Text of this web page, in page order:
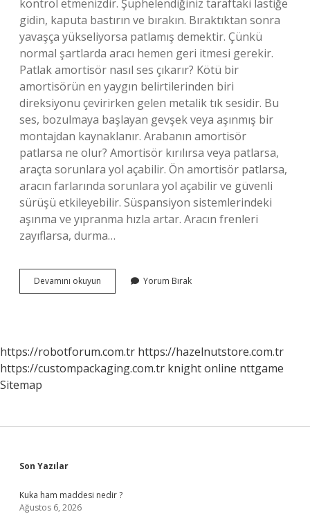
kontrol etmenizdir. Şüphelendiğiniz taraftaki lastiğe
gidin, kaputa bastırın ve bırakın. Bıraktıktan sonra
yavaşça yükseliyorsa patlamış demektir. Çünkü
normal şartlarda aracı hemen geri itmesi gerekir.
Patlak amortisör nasıl ses çıkarır? Kötü bir
amortisörün en yaygın belirtilerinden biri
direksiyonu çevirirken gelen metalik tık sesidir. Bu
ses, bozulmaya başlayan gevşek veya aşınmış bir
montajdan kaynaklanır. Arabanın amortisör
patlarsa ne olur? Amortisör kırılırsa veya patlarsa,
araçta sorunlara yol açabilir. Ön amortisör patlarsa,
aracın farlarında sorunlara yol açabilir ve güvenli
sürüşü etkileyebilir. Süspansiyon sistemlerindeki
aşınma ve yıpranma hızla artar. Aracın frenleri
zayıflarsa, durma…
Devamını okuyun Amasör
Patlak
Yorum Bırak
https://robotforum.com.tr https://hazelnutstore.com.tr
https://custompackaging.com.tr knight online nttgame
Sitemap
Sidebar
Son Yazılar
Kuka ham maddesi nedir ?
Ağustos 6, 2026